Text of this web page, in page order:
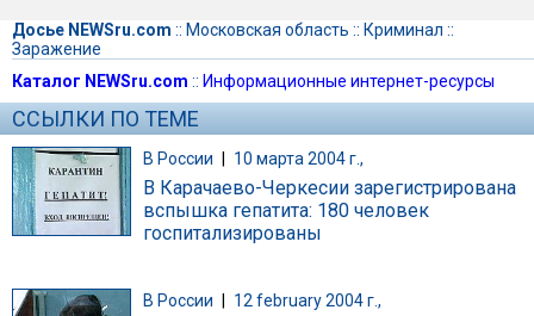
Досье NEWSru.com :: Московская область :: Криминал ::
Заражение
Каталог NEWSru.com :: Информационные интернет-ресурсы
ССЫЛКИ ПО ТЕМЕ
В России | 10 марта 2004 г.,
В Карачаево-Черкесии зарегистрирована
вспышка гепатита: 180 человек
госпитализированы
В России 12 february 2004 г.,